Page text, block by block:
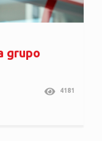
grupo
4181